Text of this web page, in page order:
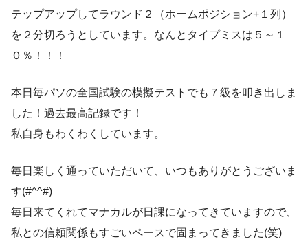
テップアップしてラウンド２（ホームポジション+１列）
を２分切ろうとしています。なんとタイプミスは５～１
０％！！！
本日毎パソの全国試験の模擬テストでも７級を叩き出しま
した！過去最高記録です！
私自身もわくわくしています。
毎日楽しく通っていただいて、いつもありがとうございま
す(#^^#)
毎日来てくれてマナカルが日課になってきていますので、
私との信頼関係もすごいペースで固まってきました(笑)